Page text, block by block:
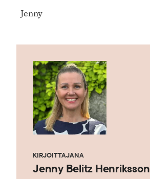
Jenny
KIRJOITTAJANA
Jenny Belitz Henriksson